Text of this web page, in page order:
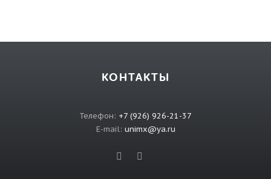
КОНТАКТЫ
Телефон: +7 (926) 926-21-37
E-mail: unimx@ya.ru